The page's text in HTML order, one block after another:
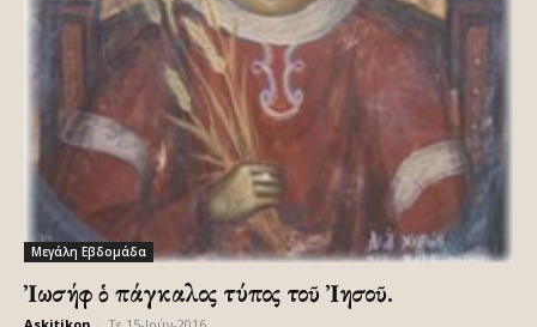
Μεγάλη Εβδομάδα
Ἰωσήφ ὁ πάγκαλος τύπος τοῦ Ἰησοῦ.